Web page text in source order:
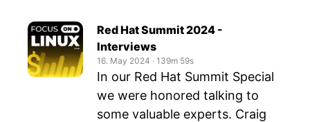
Red Hat Summit 2024 -
Interviews
16. May 2024 ‧ 139m 59s
In our Red Hat Summit Special
we were honored talking to
some valuable experts. Craig